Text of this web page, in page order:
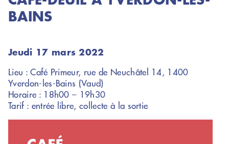
BAINS
Jeudi 17 mars 2022
Lieu : Café Primeur, rue de Neuchâtel 14, 1400
Yverdon-les-Bains (Vaud)
Horaire : 18h00 – 19h30
Tarif : entrée libre, collecte à la sortie